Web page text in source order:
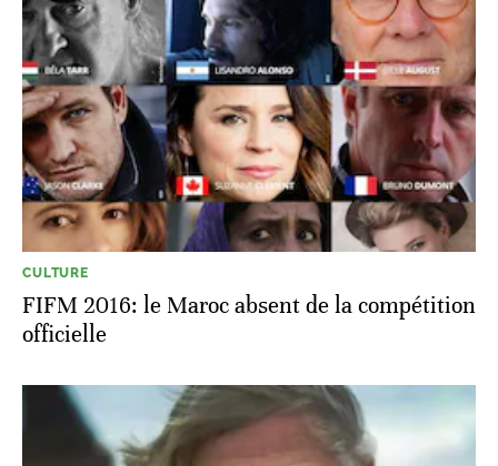
CULTURE
FIFM 2016: le Maroc absent de la compétition
officielle